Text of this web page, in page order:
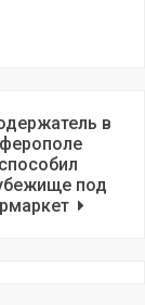
в
под